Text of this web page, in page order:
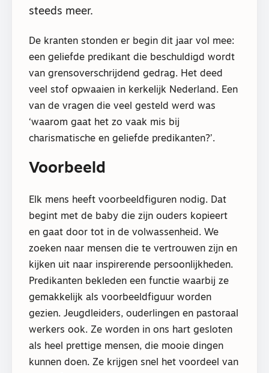
steeds meer.
De kranten stonden er begin dit jaar vol mee:
een geliefde predikant die beschuldigd wordt
van grensoverschrijdend gedrag. Het deed
veel stof opwaaien in kerkelijk Nederland. Een
van de vragen die veel gesteld werd was
‘waarom gaat het zo vaak mis bij
charismatische en geliefde predikanten?’.
Voorbeeld
Elk mens heeft voorbeeldfiguren nodig. Dat
begint met de baby die zijn ouders kopieert
en gaat door tot in de volwassenheid. We
zoeken naar mensen die te vertrouwen zijn en
kijken uit naar inspirerende persoonlijkheden.
Predikanten bekleden een functie waarbij ze
gemakkelijk als voorbeeldfiguur worden
gezien. Jeugdleiders, ouderlingen en pastoraal
werkers ook. Ze worden in ons hart gesloten
als heel prettige mensen, die mooie dingen
kunnen doen. Ze krijgen snel het voordeel van